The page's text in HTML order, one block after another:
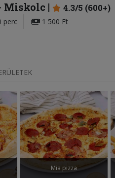
Miskolc 4.3/5 (600+)
perc
1 500 Ft
Mia pizza